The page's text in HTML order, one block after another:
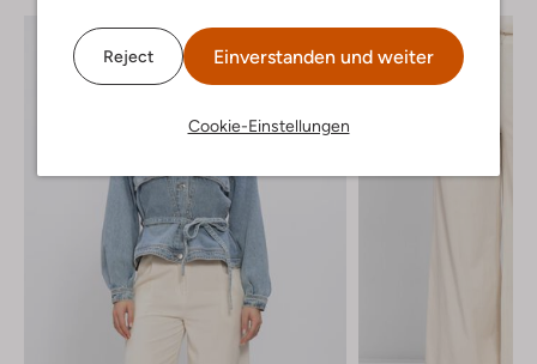
Reject Einverstanden und weiter
Cookie-Einstellungen